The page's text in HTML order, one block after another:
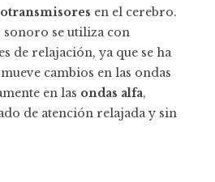
en el cerebro.
sonoro se utiliza con
de relajación, ya que se ha
cambios en las ondas
en las ondas alfa,
de atención relajada y sin